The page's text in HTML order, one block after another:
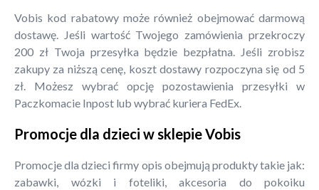
Vobis kod rabatowy może również obejmować darmową
dostawę. Jeśli wartość Twojego zamówienia przekroczy
200 zł Twoja przesyłka będzie bezpłatna. Jeśli zrobisz
zakupy za niższą cenę, koszt dostawy rozpoczyna się od 5
zł. Możesz wybrać opcję pozostawienia przesyłki w
Paczkomacie Inpost lub wybrać kuriera FedEx.
Promocje dla dzieci w sklepie Vobis
Promocje dla dzieci firmy opis obejmują produkty takie jak:
zabawki, wózki i foteliki, akcesoria do pokoiku